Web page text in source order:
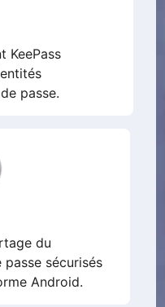
KeePass
passe.
du
sécurisés
Android.